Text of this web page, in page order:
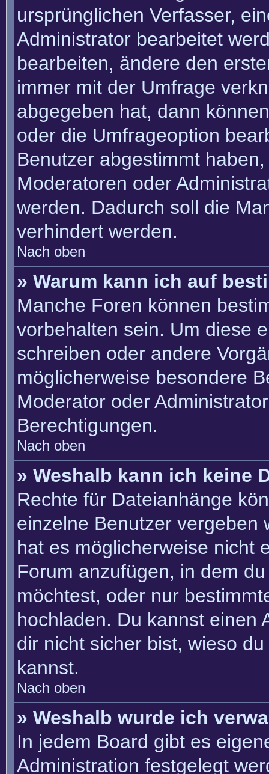
ursprünglichen Verfasser,
Administrator bearbeitet
bearbeiten, ändere den
immer mit der Umfrage
abgegeben hat, dann
oder die Umfrageoption
Benutzer abgestimmt
Moderatoren oder
werden. Dadurch soll die
verhindert werden.
Nach oben
» Warum kann ich auf
Manche Foren können
vorbehalten sein. Um diese
schreiben oder andere
möglicherweise besondere
Moderator oder
Berechtigungen.
Nach oben
» Weshalb kann ich keine
Rechte für Dateianhänge
einzelne Benutzer vergeben
hat es möglicherweise nicht
Forum anzufügen, in dem
möchtest, oder nur
hochladen. Du kannst einen
dir nicht sicher bist, wieso
kannst.
Nach oben
» Weshalb wurde ich
In jedem Board gibt es
Administration festgelegt